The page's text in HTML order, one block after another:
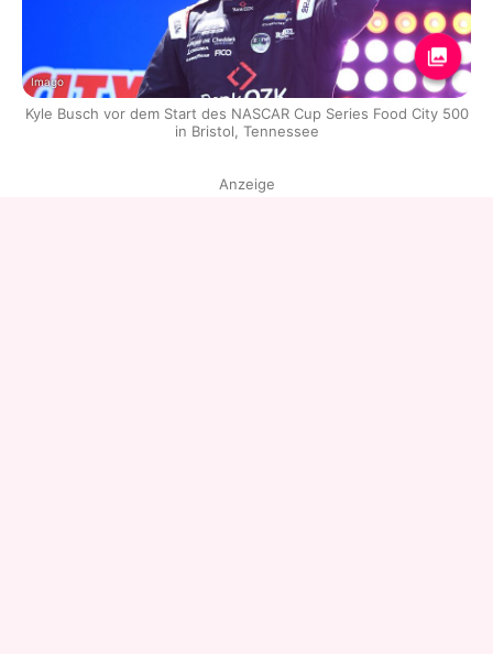
Imago
Kyle Busch vor dem Start des NASCAR Cup Series Food City 500
in Bristol, Tennessee
Anzeige